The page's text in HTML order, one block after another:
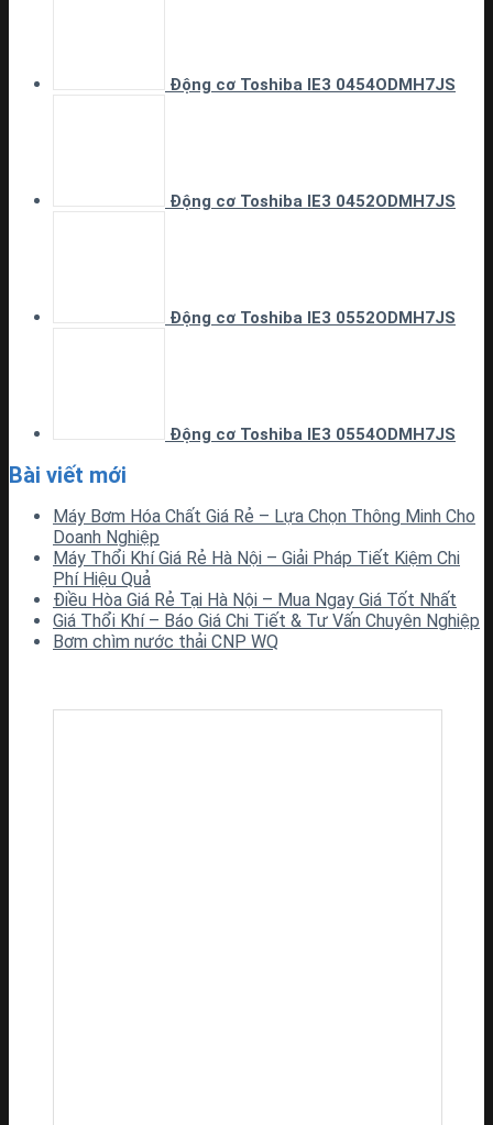
Động cơ Toshiba IE3 0454ODMH7JS
Động cơ Toshiba IE3 0452ODMH7JS
Động cơ Toshiba IE3 0552ODMH7JS
Động cơ Toshiba IE3 0554ODMH7JS
Bài viết mới
Máy Bơm Hóa Chất Giá Rẻ – Lựa Chọn Thông Minh Cho
Doanh Nghiệp
Máy Thổi Khí Giá Rẻ Hà Nội – Giải Pháp Tiết Kiệm Chi
Phí Hiệu Quả
Điều Hòa Giá Rẻ Tại Hà Nội – Mua Ngay Giá Tốt Nhất
Giá Thổi Khí – Báo Giá Chi Tiết & Tư Vấn Chuyên Nghiệp
Bơm chìm nước thải CNP WQ